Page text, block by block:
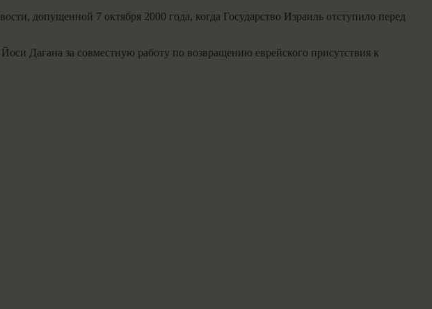
допущенной 7 октября 2000 года, когда Государство Израиль отступило перед
Дагана за совместную работу по возвращению еврейского присутствия к